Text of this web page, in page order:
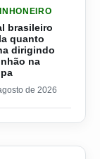
brasileiro
quanto
dirigindo
na
de 2026